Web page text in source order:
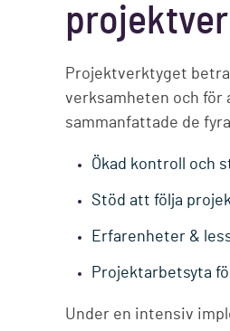
Projektverktyget
verksamheten och för
sammanfattade de
Ökad kontroll och
Stöd att följa
Erfarenheter &
Projektarbetsyta
Under en intensiv